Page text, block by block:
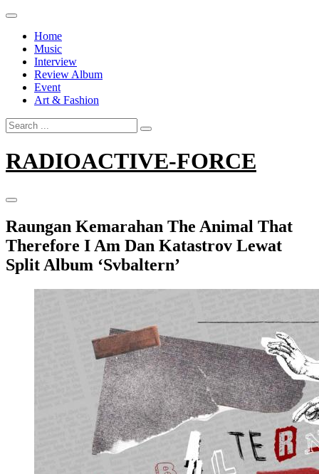
Skip
contentHome
Music
Interview
Review Album
Event
Art & Fashion
Search
for:
RADIOACTIVE-FORCE
Raungan Kemarahan The Animal That
Therefore I Am Dan Katastrov Lewat
Split Album ‘Svbaltern’